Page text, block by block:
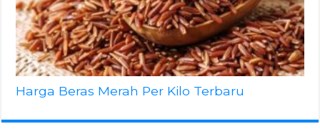
Harga Beras Merah Per Kilo Terbaru